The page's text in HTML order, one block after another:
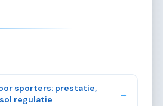
sporters: prestatie,
regulatie
→